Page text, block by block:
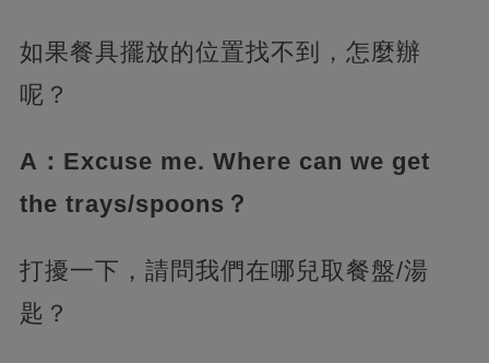
如果餐具擺放的位置找不到，怎麼辦
呢？
A：Excuse me. Where can we get
the trays/spoons？
打擾一下，請問我們在哪兒取餐盤/湯
匙？